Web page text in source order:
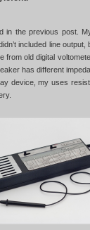
in the previous post.
included line
old digital
has different
device, my uses